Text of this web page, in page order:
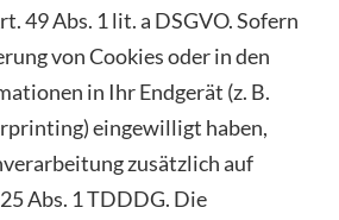
49 Abs. 1 lit. a DSGVO. Sofern
von Cookies oder in den
in Ihr Endgerät (z. B.
eingewilligt haben,
zusätzlich auf
Abs. 1 TDDDG. Die